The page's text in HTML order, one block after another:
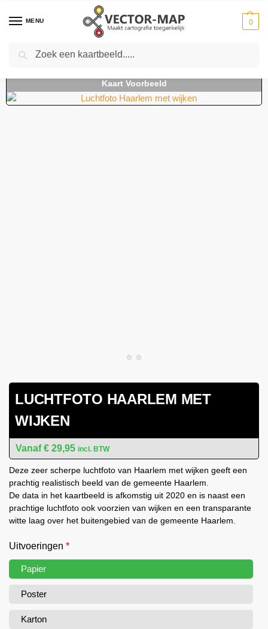
MENU 0
Home Kaarten - Stedenkaarten
LUCHTFOTO HAARLEM MET
WIJKEN
€ 29,95 incl. BTW
Deze zeer scherpe luchtfoto van Haarlem met wijken geeft een
prachtig realistisch beeld van de gemeente Haarlem.
De data in het kaartbeeld is afkomstig uit 2020 en is naast een
prachtige luchtfoto ook voorzien van wijken en een transparante
witte laag over het buitengebied van de gemeente Haarlem.
Uitvoeringen *
Papier
Poster
Karton